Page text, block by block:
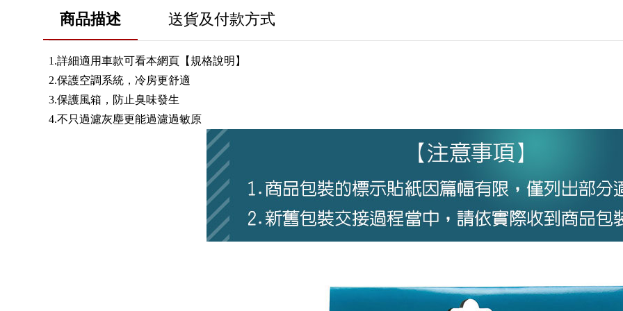
商品描述 送貨及付款方式
1.詳細適用車款可看本網頁【規格說明】
2.保護空調系統，冷房更舒適
3.保護風箱，防止臭味發生
4.不只過濾灰塵更能過濾過敏原